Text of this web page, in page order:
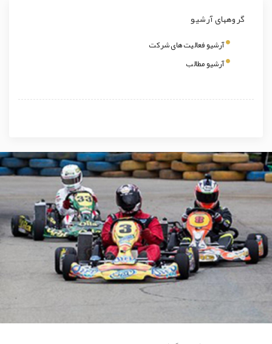
گروههای آرشیو
آرشیو فعالیت های شرکت
آرشیو مطالب